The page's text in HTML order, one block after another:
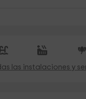
las instalaciones y